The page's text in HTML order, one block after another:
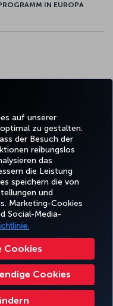
auf unserer
zu gestalten.
der Besuch der
reibungslos
das
die Leistung
speichern die von
und
Marketing-Cookies
Social-Media-
Cookies
Cookies
IN EUROPA
TikTokBlog
TURKISH
AIRLINES
HOLIDAYS
Richtlinie Rechtliche Hinweise
Gold Kreditkarte wird von der Advanzia
Der Mastercard-Wechselkurs, der für Zahlungen
weitere Informationen besuchen Sie bitte